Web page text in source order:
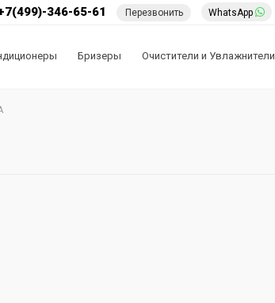
Бризеры Очистители и Увлажнители
346-65-61 Перезвонить WhatsApp